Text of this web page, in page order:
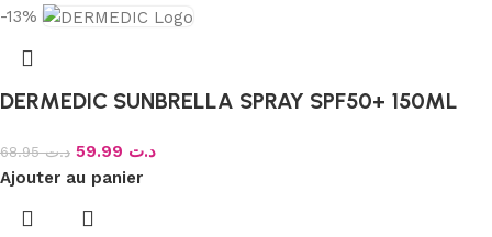
-13%
DERMEDIC SUNBRELLA SPRAY SPF50+ 150ML
د.ت68.95 د.ت
Ajouter au panier